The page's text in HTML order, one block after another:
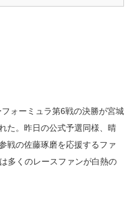
ォーミュラ第6戦の決勝が宮城
た。昨日の公式予選同様、晴
戦の佐藤琢磨を応援するファ
多くのレースファンが白熱の